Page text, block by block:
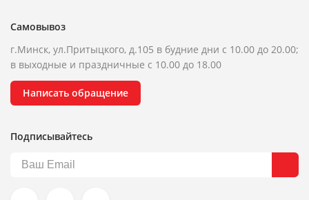
Самовывоз
г.Минск, ул.Притыцкого, д.105 в будние дни с 10.00 до 20.00;
в выходные и праздничные с 10.00 до 18.00
Написать обращение
Подписывайтесь